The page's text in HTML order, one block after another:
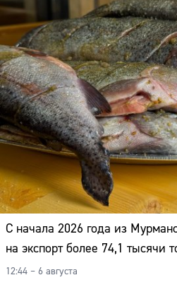
С начала 2026 года из
на экспорт более 74,1 тысячи
12:44 – 6 августа